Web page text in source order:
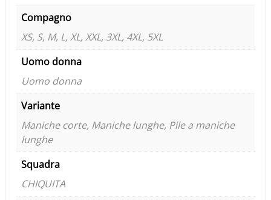
Compagno
XS, S, M, L, XL, XXL, 3XL, 4XL, 5XL
Uomo donna
Uomo donna
Variante
Maniche corte, Maniche lunghe, Pile a maniche
lunghe
Squadra
CHIQUITA